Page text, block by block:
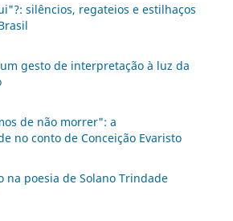
silêncios, regateios e estilhaços
gesto de interpretação à luz da
de não morrer": a
no conto de Conceição Evaristo
na poesia de Solano Trindade